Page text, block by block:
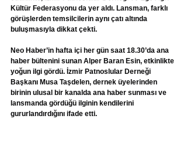
Kültür Federasyonu da yer aldı. Lansman, farklı
görüşlerden temsilcilerin aynı çatı altında
buluşmasıyla dikkat çekti.
Neo Haber’in hafta içi her gün saat 18.30’da ana
haber bültenini sunan Alper Baran Esin, etkinlikte
yoğun ilgi gördü. İzmir Patnoslular Derneği
Başkanı Musa Taşdelen, dernek üyelerinden
birinin ulusal bir kanalda ana haber sunması ve
lansmanda gördüğü ilginin kendilerini
gururlandırdığını ifade etti.